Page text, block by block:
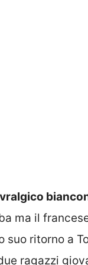
ma il
suo ritorno a
ragazzi